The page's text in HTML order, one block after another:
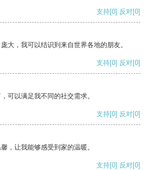
支持[0] 反对[0]
大，我可以结识到来自世界各地的朋友。
支持[0] 反对[0]
可以满足我不同的社交需求。
支持[0] 反对[0]
，让我能够感受到家的温暖。
支持[0] 反对[0]